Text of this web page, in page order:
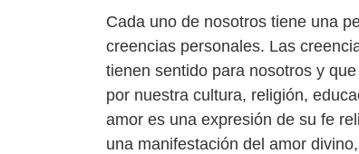
Cada uno de nosotros tiene una
creencias personales. Las
tienen sentido para nosotros y
por nuestra cultura, religión,
amor es una expresión de su fe
una manifestación del amor